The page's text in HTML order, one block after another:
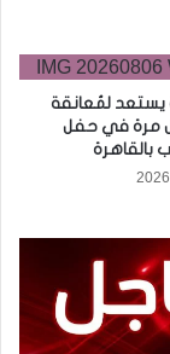
يستعد لمُعانقة
مرة في حفل
بالقاهرة